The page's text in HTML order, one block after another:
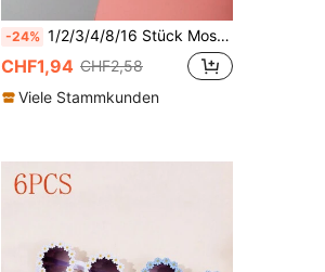
-24% 1/2/3/4/8/16 Stück Mosaik Gläser, modische personalisierte Pixel Gläser, Party Gläser, grüne Gläser, ideal als Geschenk für Teenager/Jungen/Mädchen
CHF1,94 CHF2,58
Viele Stammkunden